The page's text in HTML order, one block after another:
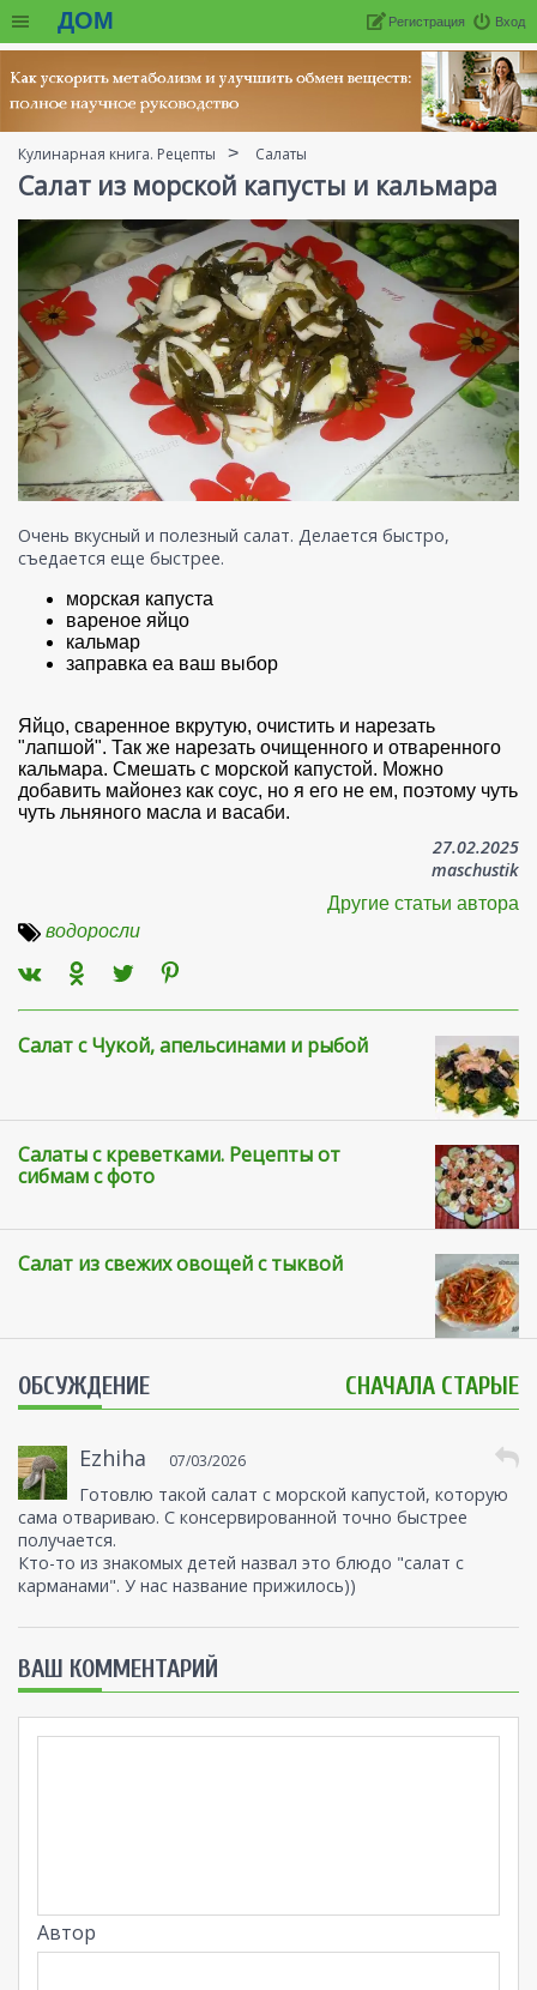
ДОМ Вход
Регистрация
Кулинарная книга. Рецепты Салаты
Салат из морской капусты и кальмара
Очень вкусный и полезный салат. Делается быстро,
съедается еще быстрее.
морская капуста
вареное яйцо
кальмар
заправка еа ваш выбор
Яйцо, сваренное вкрутую, очистить и нарезать
"лапшой". Так же нарезать очищенного и отваренного
кальмара. Смешать с морской капустой. Можно
добавить майонез как соус, но я его не ем, поэтому чуть
чуть льняного масла и васаби.
27.02.2025
maschustik
Другие статьи автора
водоросли
Салат с Чукой, апельсинами и рыбой
Салаты с креветками. Рецепты от
сибмам с фото
Салат из свежих овощей с тыквой
ОБСУЖДЕНИЕ СНАЧАЛА СТАРЫЕ
Ezhiha 07/03/2026
Готовлю такой салат с морской капустой, которую
сама отвариваю. С консервированной точно быстрее
получается.
Кто-то из знакомых детей назвал это блюдо "салат с
карманами". У нас название прижилось))
ВАШ КОММЕНТАРИЙ
Автор